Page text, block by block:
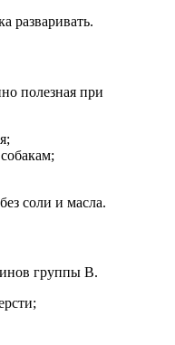
разваривать.
полезная при
соли и масла.
группы B.